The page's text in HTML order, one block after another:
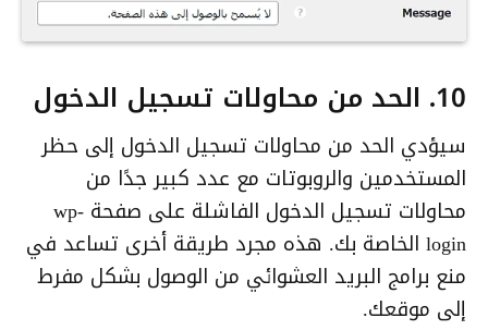
10. الحد من محاولات تسجيل الدخول
سيؤدي الحد من محاولات تسجيل الدخول إلى حظر
المستخدمين والروبوتات مع عدد كبير جدًا من
محاولات تسجيل الدخول الفاشلة على صفحة wp-
login الخاصة بك. هذه مجرد طريقة أخرى تساعد في
منع برامج البريد العشوائي من الوصول بشكل مفرط
إلى موقعك.